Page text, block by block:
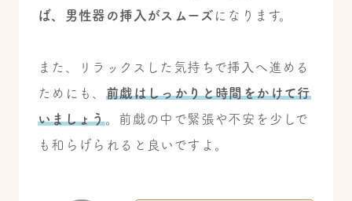
ば、男性器の挿入がスムーズ になります。
また、リラックスした気持ちで挿入へ進める
ためにも、 前戯はしっかりと時間をかけて行
いましょう。前戯の中で緊張や不安を少しで
も和らげられると良いですよ。